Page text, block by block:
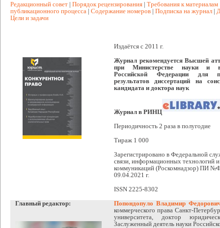
Редакционный совет | Порядок рецензирования | Требования к материалам
публикационного процесса | Содержание номеров | Подписка на журнал |
Цели и задачи
Издаётся с 2011 г.
Журнал рекомендуется Высшей
при Министерстве науки и
Российской Федерации для
результатов диссертаций на
кандидата и доктора наук
Журнал в РИНЦ
Периодичность 2 раза в полугодие
Тираж 1 000
Зарегистрировано в Федеральной
связи, информационных технологий
коммуникаций (Роскомнадзор) ПИ
09.04.2021 г.
ISSN 2225-8302
Главный редактор:
Попондопуло Владимир
коммерческого права Санкт-
университета, доктор
Заслуженный деятель науки